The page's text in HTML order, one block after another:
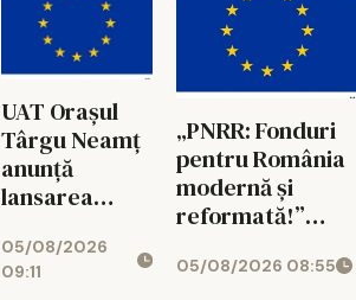
350622
UAT Orașul
Târgu Neamț
anunță
lansarea
„Creșterea
atractivității
05/08/2026
09:11
„PNRR: Fonduri
pentru România
modernă și
reformată!”
model de
05/08/2026 08:55